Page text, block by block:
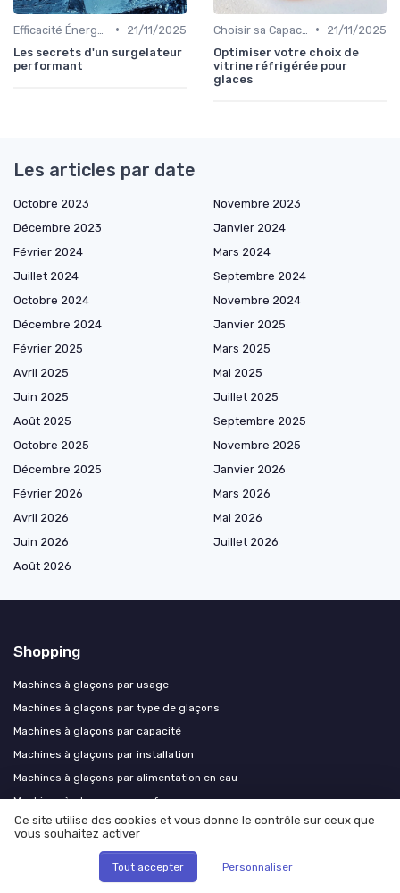
•
21/11/2025
Les secrets d'un surgelateur
performant
•
21/11/2025
Optimiser votre choix de
vitrine réfrigérée pour
glaces
Les articles par date
Octobre 2023
Novembre 2023
Décembre 2023
Janvier 2024
Février 2024
Mars 2024
Juillet 2024
Septembre 2024
Octobre 2024
Novembre 2024
Décembre 2024
Janvier 2025
Février 2025
Mars 2025
Avril 2025
Mai 2025
Juin 2025
Juillet 2025
Août 2025
Septembre 2025
Octobre 2025
Novembre 2025
Décembre 2025
Janvier 2026
Février 2026
Mars 2026
Avril 2026
Mai 2026
Juin 2026
Juillet 2026
Août 2026
Shopping
Machines à glaçons par usage
Machines à glaçons par type de glaçons
Machines à glaçons par capacité
Machines à glaçons par installation
Machines à glaçons par alimentation en eau
Machines à glaçons par performance
Machines à glaçons hygiène et entretien
Ce site utilise des cookies et vous donne le contrôle sur ceux que
vous souhaitez activer
Tout accepter Personnaliser